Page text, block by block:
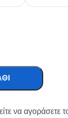
να αγοράσετε